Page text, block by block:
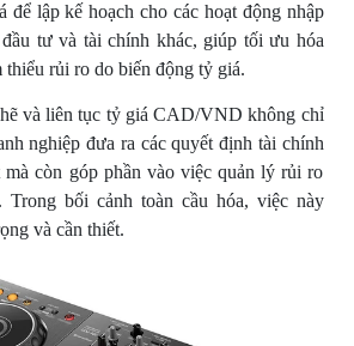
để lập kế hoạch cho các hoạt động nhập
tư và tài chính khác, giúp tối ưu hóa
thiểu rủi ro do biến động tỷ giá.
và liên tục tỷ giá CAD/VND không chỉ
nghiệp đưa ra các quyết định tài chính
mà còn góp phần vào việc quản lý rủi ro
Trong bối cảnh toàn cầu hóa, việc này
và cần thiết.